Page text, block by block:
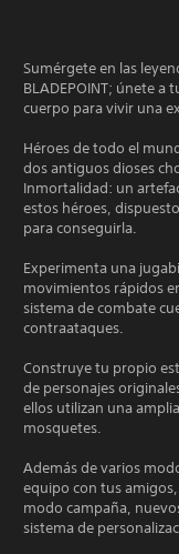
Sumérgete en las
BLADEPOINT; únete
cuerpo para vivir una
Héroes de todo el
dos antiguos dioses
Inmortalidad: un
estos héroes,
para conseguirla.
Experimenta una
movimientos rápidos
sistema de combate
contraataques.
Construye tu propio
de personajes
ellos utilizan una
mosquetes.
Además de varios
equipo con tus amigos,
modo campaña,
sistema de